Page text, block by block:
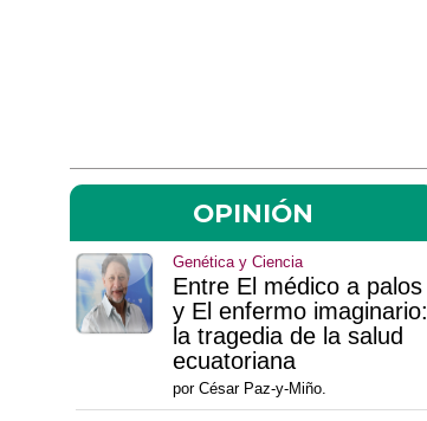
OPINIÓN
Genética y Ciencia
Entre El médico a palos
y El enfermo imaginario:
la tragedia de la salud
ecuatoriana
por César Paz-y-Miño.